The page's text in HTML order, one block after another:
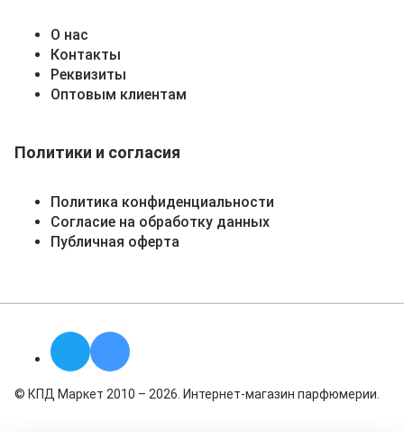
О нас
Контакты
Реквизиты
Оптовым клиентам
Политики и согласия
Политика конфиденциальности
Согласие на обработку данных
Публичная оферта
© КПД Маркет 2010 – 2026. Интернет-магазин парфюмерии.